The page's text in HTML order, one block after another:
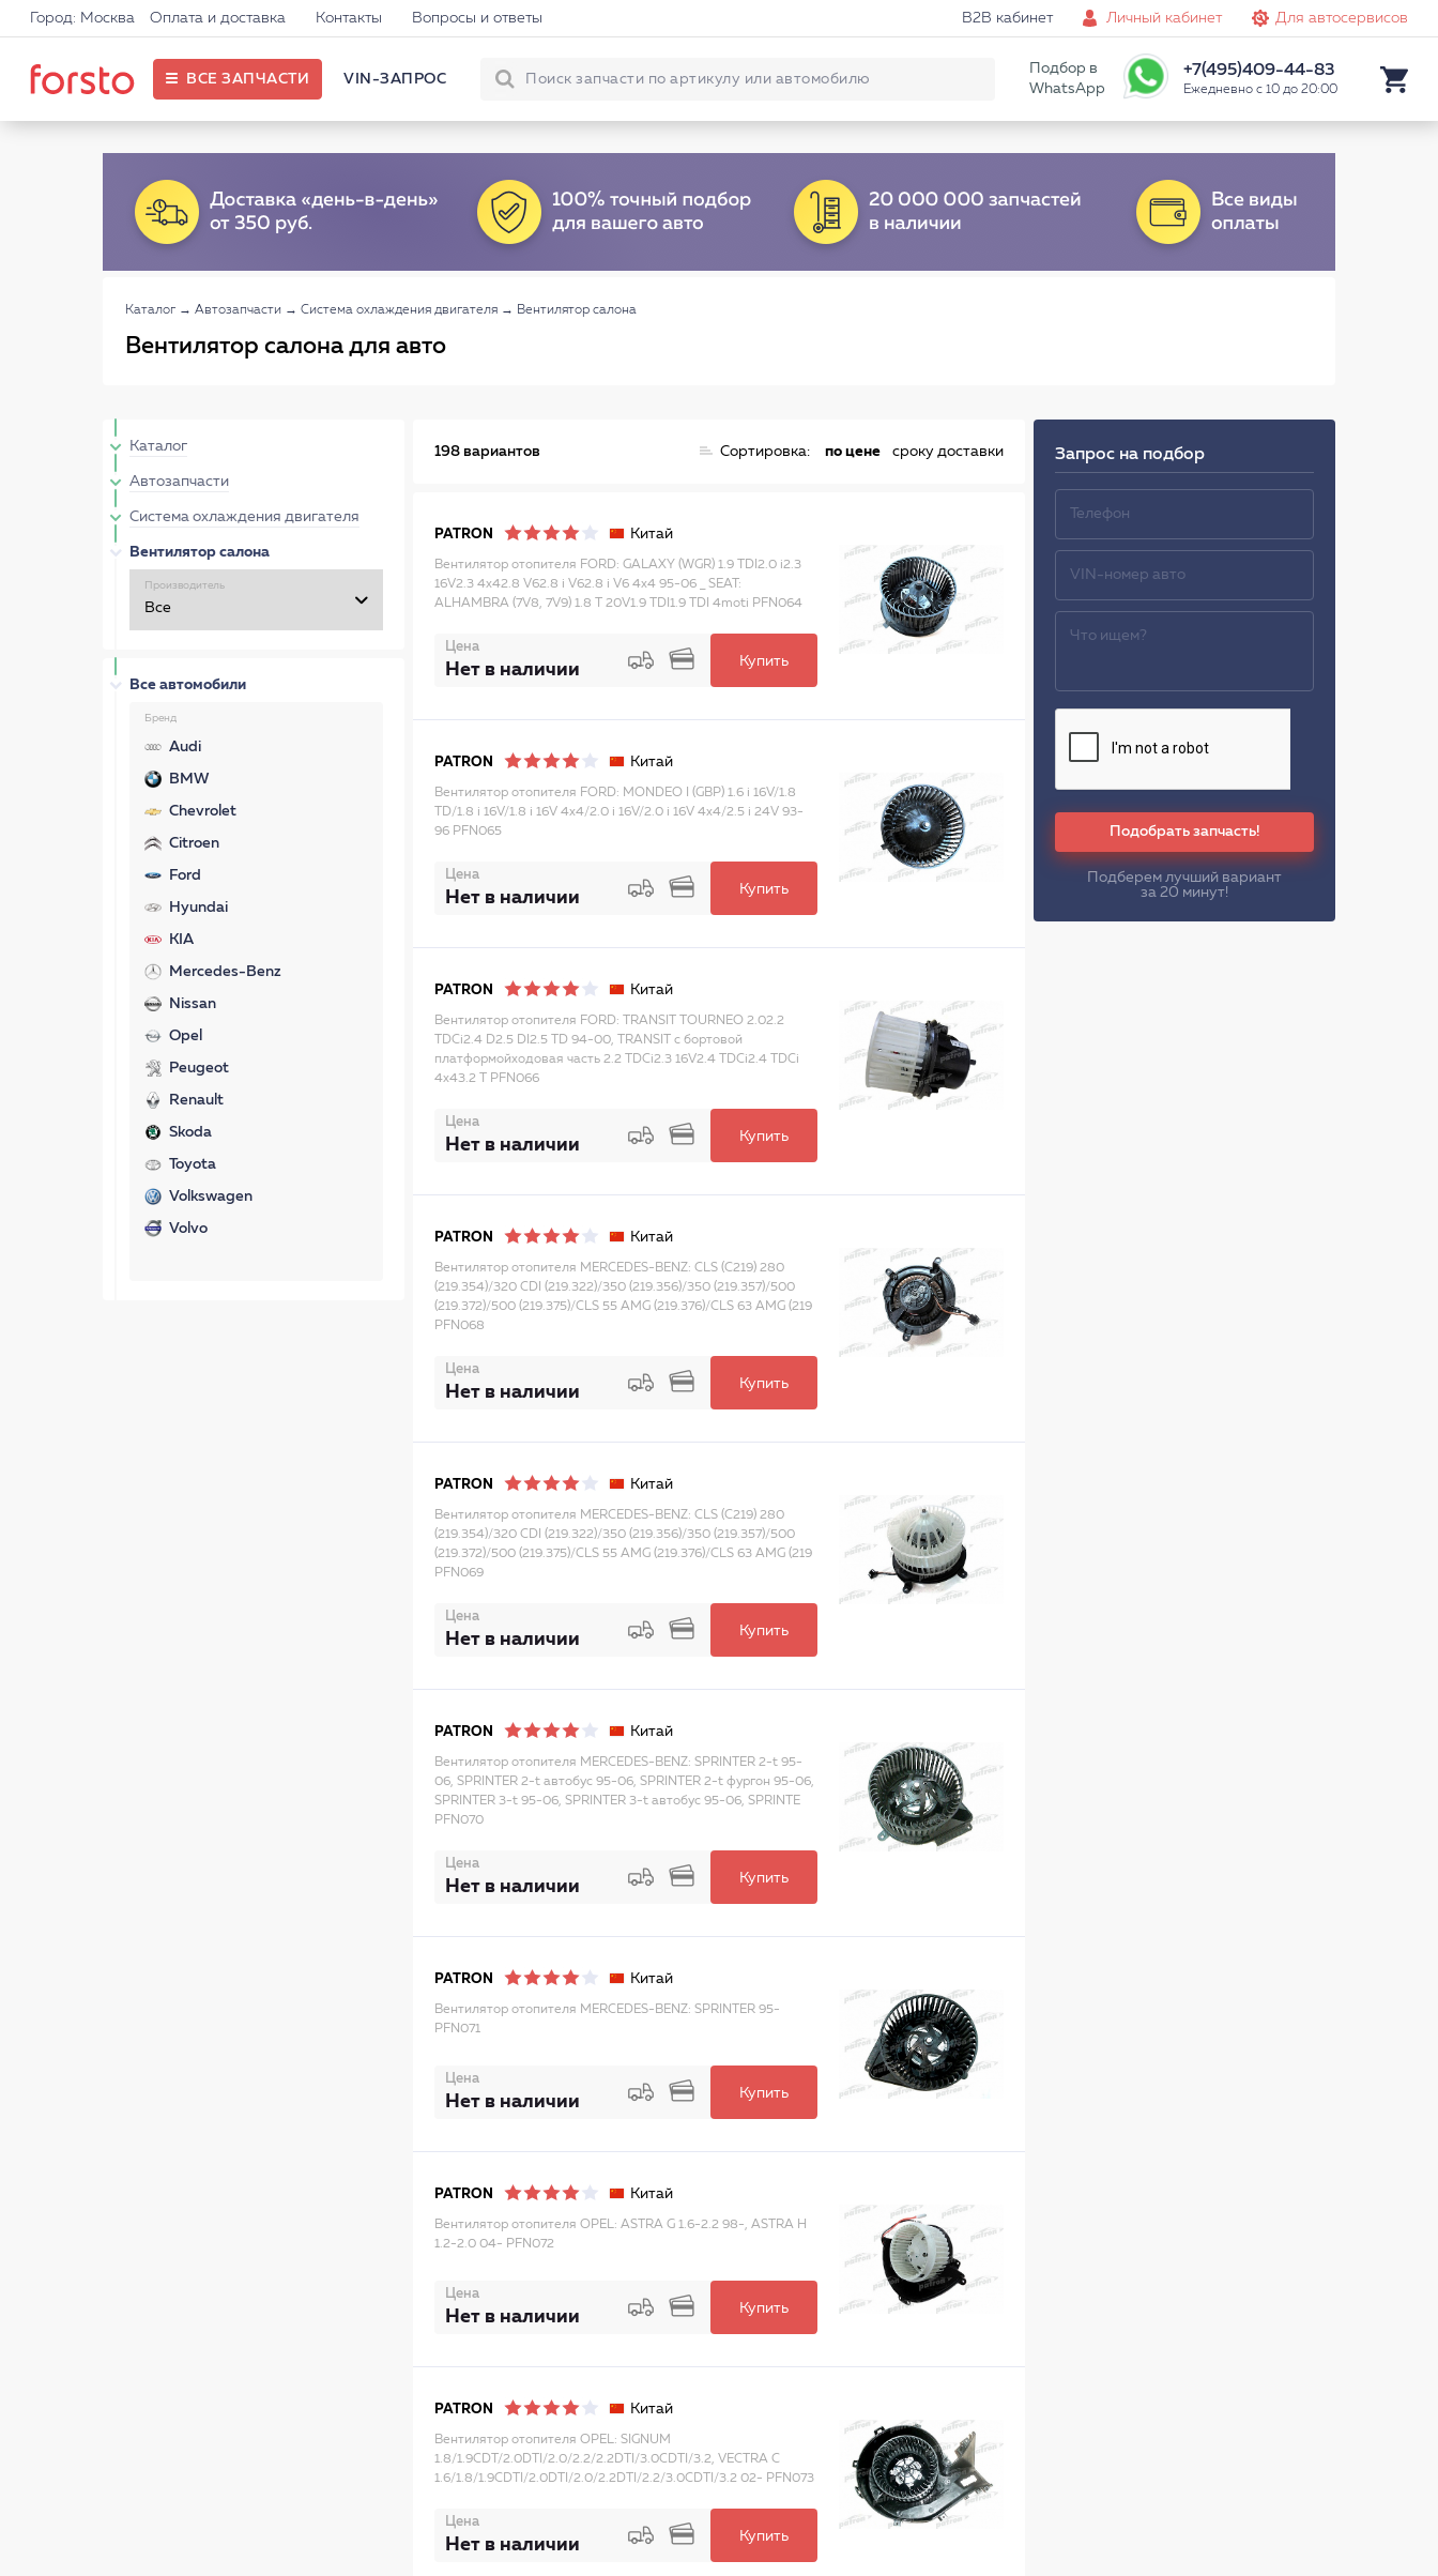
Город: Москва Оплата и доставка Контакты Вопросы и ответы B2B кабинет Личный кабинет Для автосервисов
ВСЕ ЗАПЧАСТИ VIN-ЗАПРОС
Подбор в
WhatsApp
+7(495)409-44-83
Ежедневно с 10 до 20:00
Каталог → Автозапчасти → Система охлаждения двигателя → Вентилятор салона
Вентилятор салона для авто
Каталог
Автозапчасти
Система охлаждения двигателя
Вентилятор салона
Производитель
Все автомобили
Бренд
Audi
BMW
Chevrolet
Citroen
Ford
Hyundai
KIA
Mercedes-Benz
Nissan
Opel
Peugeot
Renault
Skoda
Toyota
Volkswagen
Volvo
198 вариантов Сортировка: по цене сроку доставки
PATRON Китай
Вентилятор отопителя FORD: GALAXY (WGR) 1.9 TDI2.0 i2.3
16V2.3 4x42.8 V62.8 i V62.8 i V6 4x4 95-06 _ SEAT:
ALHAMBRA (7V8, 7V9) 1.8 T 20V1.9 TDI1.9 TDI 4moti PFN064
Цена
Нет в наличии Купить
PATRON Китай
Вентилятор отопителя FORD: MONDEO I (GBP) 1.6 i 16V/1.8
TD/1.8 i 16V/1.8 i 16V 4x4/2.0 i 16V/2.0 i 16V 4x4/2.5 i 24V 93-
96 PFN065
Цена
Нет в наличии Купить
PATRON Китай
Вентилятор отопителя FORD: TRANSIT TOURNEO 2.02.2
TDCi2.4 D2.5 DI2.5 TD 94-00, TRANSIT c бортовой
платформойходовая часть 2.2 TDCi2.3 16V2.4 TDCi2.4 TDCi
4x43.2 T PFN066
Цена
Нет в наличии Купить
PATRON Китай
Вентилятор отопителя MERCEDES-BENZ: CLS (C219) 280
(219.354)/320 CDI (219.322)/350 (219.356)/350 (219.357)/500
(219.372)/500 (219.375)/CLS 55 AMG (219.376)/CLS 63 AMG (219
PFN068
Цена
Нет в наличии Купить
PATRON Китай
Вентилятор отопителя MERCEDES-BENZ: CLS (C219) 280
(219.354)/320 CDI (219.322)/350 (219.356)/350 (219.357)/500
(219.372)/500 (219.375)/CLS 55 AMG (219.376)/CLS 63 AMG (219
PFN069
Цена
Нет в наличии Купить
PATRON Китай
Вентилятор отопителя MERCEDES-BENZ: SPRINTER 2-t 95-
06, SPRINTER 2-t автобус 95-06, SPRINTER 2-t фургон 95-06,
SPRINTER 3-t 95-06, SPRINTER 3-t автобус 95-06, SPRINTE
PFN070
Цена
Нет в наличии Купить
PATRON Китай
Вентилятор отопителя MERCEDES-BENZ: SPRINTER 95-
PFN071
Цена
Нет в наличии Купить
PATRON Китай
Вентилятор отопителя OPEL: ASTRA G 1.6-2.2 98-, ASTRA H
1.2-2.0 04- PFN072
Цена
Нет в наличии Купить
PATRON Китай
Вентилятор отопителя OPEL: SIGNUM
1.8/1.9CDT/2.0DTI/2.0/2.2/2.2DTI/3.0CDTI/3.2, VECTRA C
1.6/1.8/1.9CDTI/2.0DTI/2.0/2.2DTI/2.2/3.0CDTI/3.2 02- PFN073
Цена
Нет в наличии Купить
Запрос на подбор
Подобрать запчасть!
Подберем лучший вариант
за 20 минут!